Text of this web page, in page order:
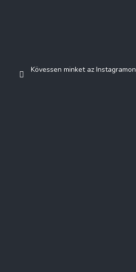
Kövessen minket az Instagramon